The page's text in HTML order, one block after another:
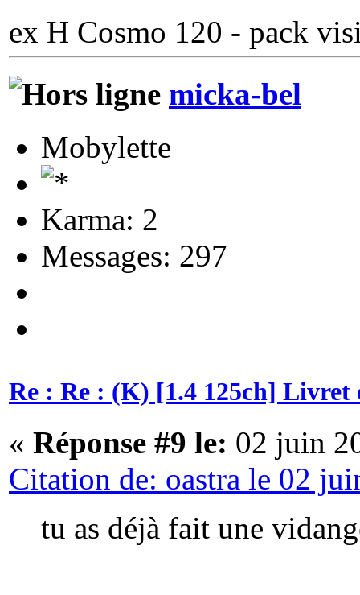
ex H Cosmo 120 - pack
micka-bel
Mobylette
Karma: 2
Messages: 297
Re : Re : (K) [1.4 125ch] Livret
« Réponse #9 le: 02 juin
Citation de: oastra le 02
tu as déjà fait une